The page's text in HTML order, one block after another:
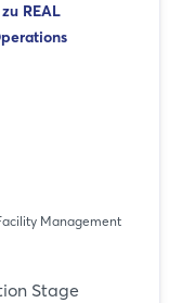
REAL
Management
Stage